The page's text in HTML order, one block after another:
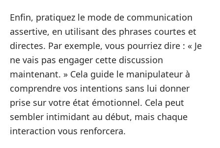
Enfin, pratiquez le mode de communication
assertive, en utilisant des phrases courtes et
directes. Par exemple, vous pourriez dire : « Je
ne vais pas engager cette discussion
maintenant. » Cela guide le manipulateur à
comprendre vos intentions sans lui donner
prise sur votre état émotionnel. Cela peut
sembler intimidant au début, mais chaque
interaction vous renforcera.